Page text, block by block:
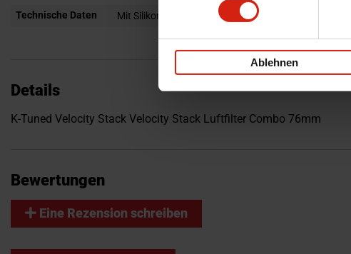
Ablehnen
Technische Daten
Mit Silikonkupplung
Details
K-Tuned Velocity Stack Velocity Stack Luftfilter Combo 76mm
Bewertungen
Eine Rezension schreiben